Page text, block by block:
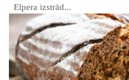
Elpera izstrād...